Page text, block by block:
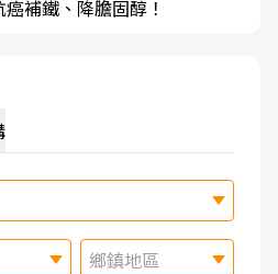
補鐵、降膽固醇！
鄉鎮地區